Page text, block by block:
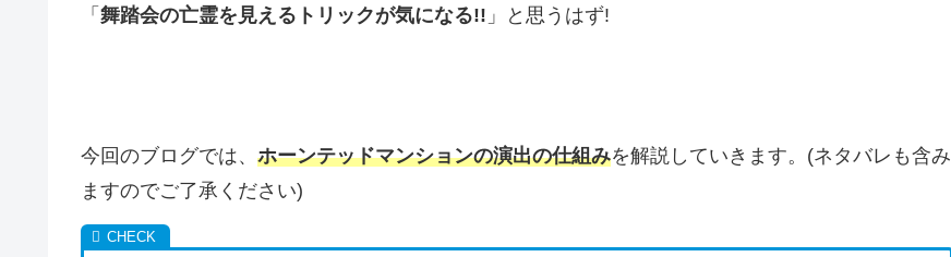
「 舞踏会の亡霊を見えるトリックが気になる!! 」と思うはず!
今回のブログでは、 ホーンテッドマンションの演出の仕組みを解説していきます。(ネタバレも含み
ますのでご了承ください)